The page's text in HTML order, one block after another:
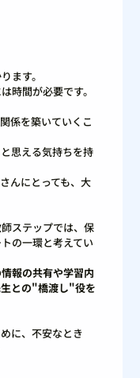
ます。
時間が必要です。
係を築いていくこ
思える気持ちを持
んにとっても、大
ステップでは、保
の一環と考えてい
報の共有や学習内
との"橋渡し"役を
に、不安なとき